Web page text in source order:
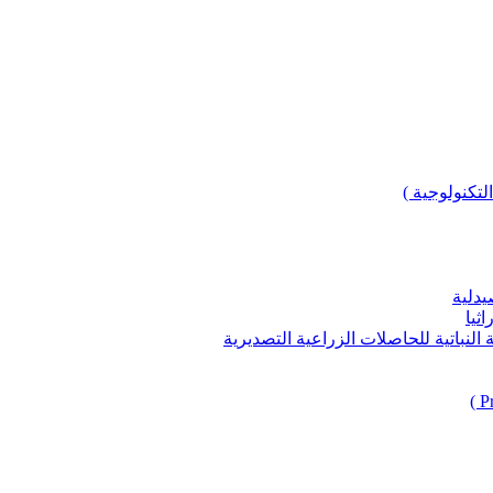
)
للحاصلات الزراعية التصديرية